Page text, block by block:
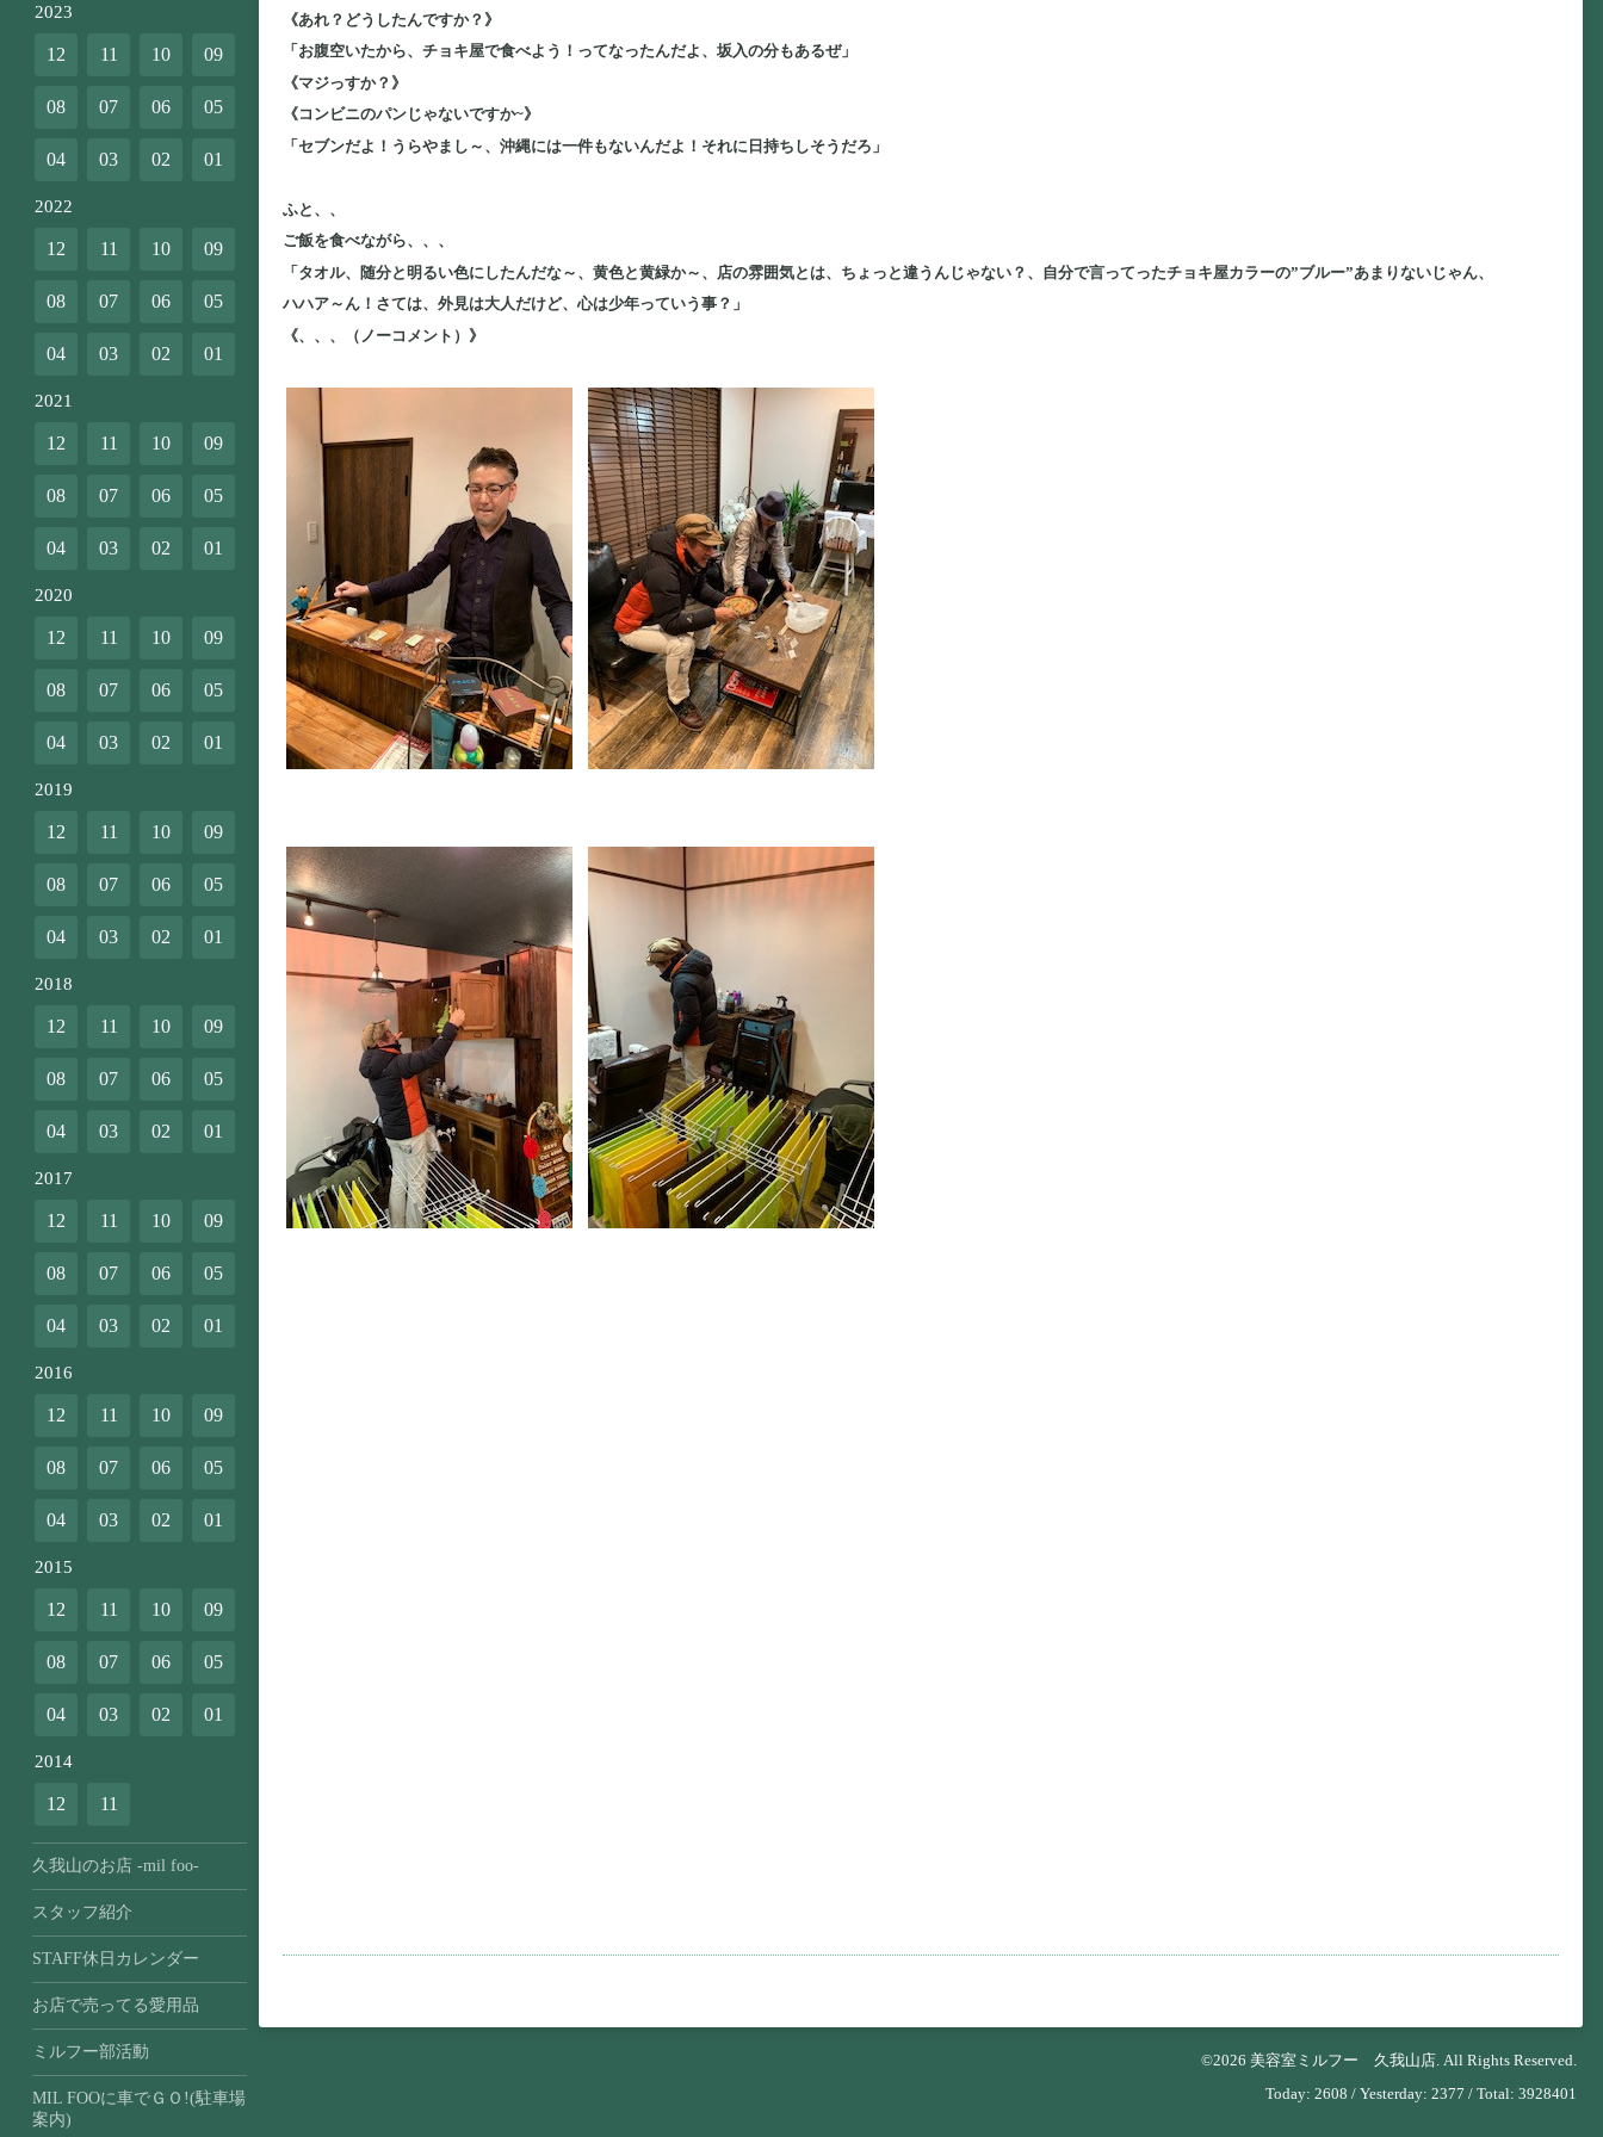
《あれ？どうしたんですか？》
「お腹空いたから、チョキ屋で食べよう！ってなったんだよ、坂入の分もあるぜ」
《マジっすか？》
《コンビニのパンじゃないですか~》
「セブンだよ！うらやまし～、沖縄には一件もないんだよ！それに日持ちしそうだろ」
ふと、、
ご飯を食べながら、、、
「タオル、随分と明るい色にしたんだな～、黄色と黄緑か～、店の雰囲気とは、ちょっと違うんじゃない？、自分で言ってったチョキ屋カラーの”ブルー”あまりないじゃん、
ハハア～ん！さては、外見は大人だけど、心は少年っていう事？」
《、、、（ノーコメント）》
©2026 美容室ミルフー 久我山店. All Rights Reserved.
Today: 2608 / Yesterday: 2377 / Total: 3928401
2023
12 11 10 09
08 07 06 05
04 03 02 01
2022
12 11 10 09
08 07 06 05
04 03 02 01
2021
12 11 10 09
08 07 06 05
04 03 02 01
2020
12 11 10 09
08 07 06 05
04 03 02 01
2019
12 11 10 09
08 07 06 05
04 03 02 01
2018
12 11 10 09
08 07 06 05
04 03 02 01
2017
12 11 10 09
08 07 06 05
04 03 02 01
2016
12 11 10 09
08 07 06 05
04 03 02 01
2015
12 11 10 09
08 07 06 05
04 03 02 01
2014
12 11
久我山のお店 -mil foo-
スタッフ紹介
STAFF休日カレンダー
お店で売ってる愛用品
ミルフー部活動
MIL FOOに車でＧＯ!(駐車場
案内)